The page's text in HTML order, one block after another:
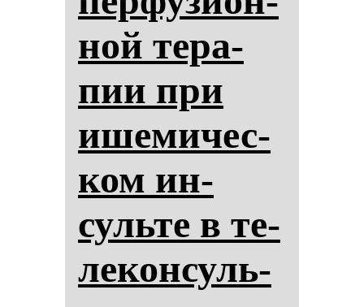
ной те­ра­
пии при
ише­ми­чес­
ком ин­
суль­те в те­
ле­кон­суль­